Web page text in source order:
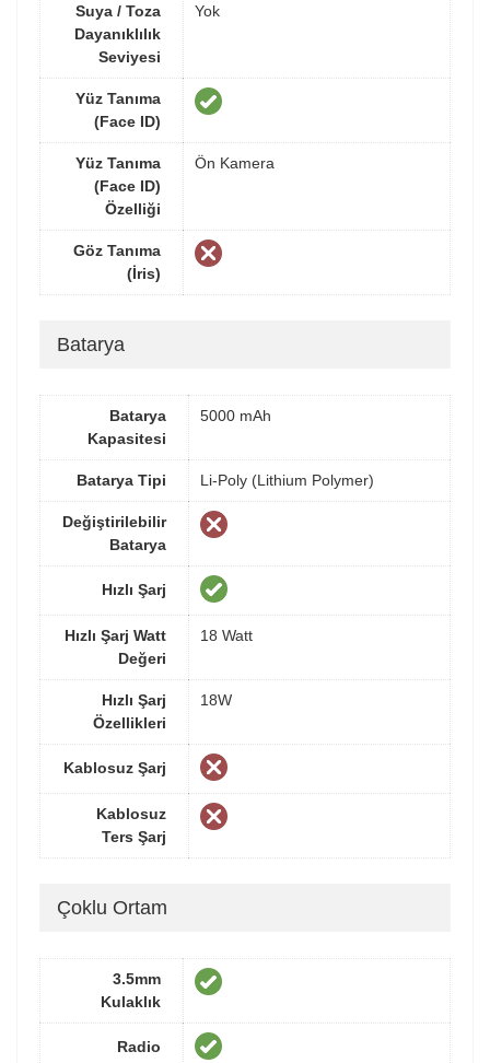
Suya / Toza
Dayanıklılık
Seviyesi
Yok
Yüz Tanıma
(Face ID)
Yüz Tanıma
(Face ID)
Özelliği
Ön Kamera
Göz Tanıma
(İris)
Batarya
Batarya
Kapasitesi
5000 mAh
Batarya Tipi Li-Poly (Lithium Polymer)
Değiştirilebilir
Batarya
Hızlı Şarj
Hızlı Şarj Watt
Değeri
18 Watt
Hızlı Şarj
Özellikleri
18W
Kablosuz Şarj
Kablosuz
Ters Şarj
Çoklu Ortam
3.5mm
Kulaklık
Radio